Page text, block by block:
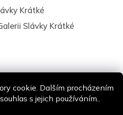
cookie. Dalším procházením
s jejich používáním..
Krátké
Slávky Krátké